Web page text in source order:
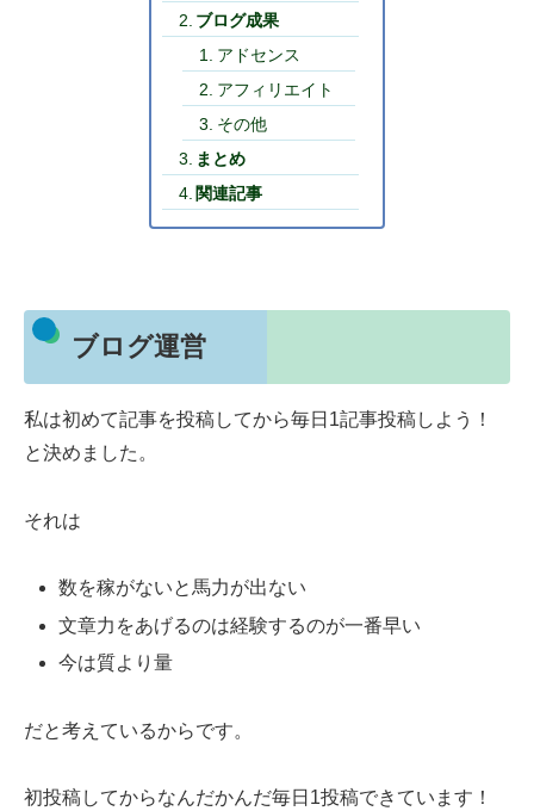
ブログ成果
アドセンス
アフィリエイト
その他
まとめ
関連記事
ブログ運営
私は初めて記事を投稿してから毎日1記事投稿しよう！
と決めました。
それは
数を稼がないと馬力が出ない
文章力をあげるのは経験するのが一番早い
今は質より量
だと考えているからです。
初投稿してからなんだかんだ毎日1投稿できています！